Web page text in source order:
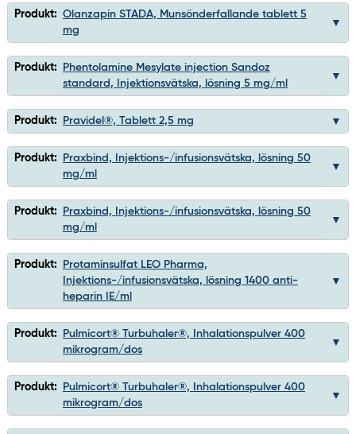
Produkt: Olanzapin STADA, Munsönderfallande tablett 5
mg
Produkt:
Phentolamine Mesylate injection Sandoz
standard, Injektionsvätska, lösning 5 mg/ml
Produkt: Pravidel®, Tablett 2,5 mg
Produkt:
Praxbind, Injektions-/infusionsvätska, lösning 50
mg/ml
Produkt:
Praxbind, Injektions-/infusionsvätska, lösning 50
mg/ml
Produkt:
Protaminsulfat LEO Pharma,
Injektions-/infusionsvätska, lösning 1400 anti-
heparin IE/ml
Produkt:
Pulmicort® Turbuhaler®, Inhalationspulver 400
mikrogram/dos
Produkt:
Pulmicort® Turbuhaler®, Inhalationspulver 400
mikrogram/dos